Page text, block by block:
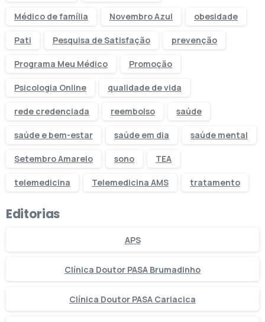
Médico de família Novembro Azul obesidade
Pati Pesquisa de Satisfação prevenção
Programa Meu Médico Promoção
Psicologia Online qualidade de vida
rede credenciada reembolso saúde
saúde e bem-estar saúde em dia saúde mental
Setembro Amarelo sono TEA
telemedicina Telemedicina AMS tratamento
Editorias
APS
Clínica Doutor PASA Brumadinho
Clínica Doutor PASA Cariacica